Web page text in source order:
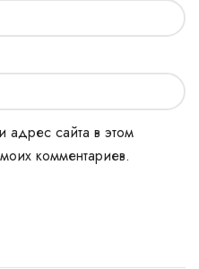
адрес сайта в этом
комментариев.